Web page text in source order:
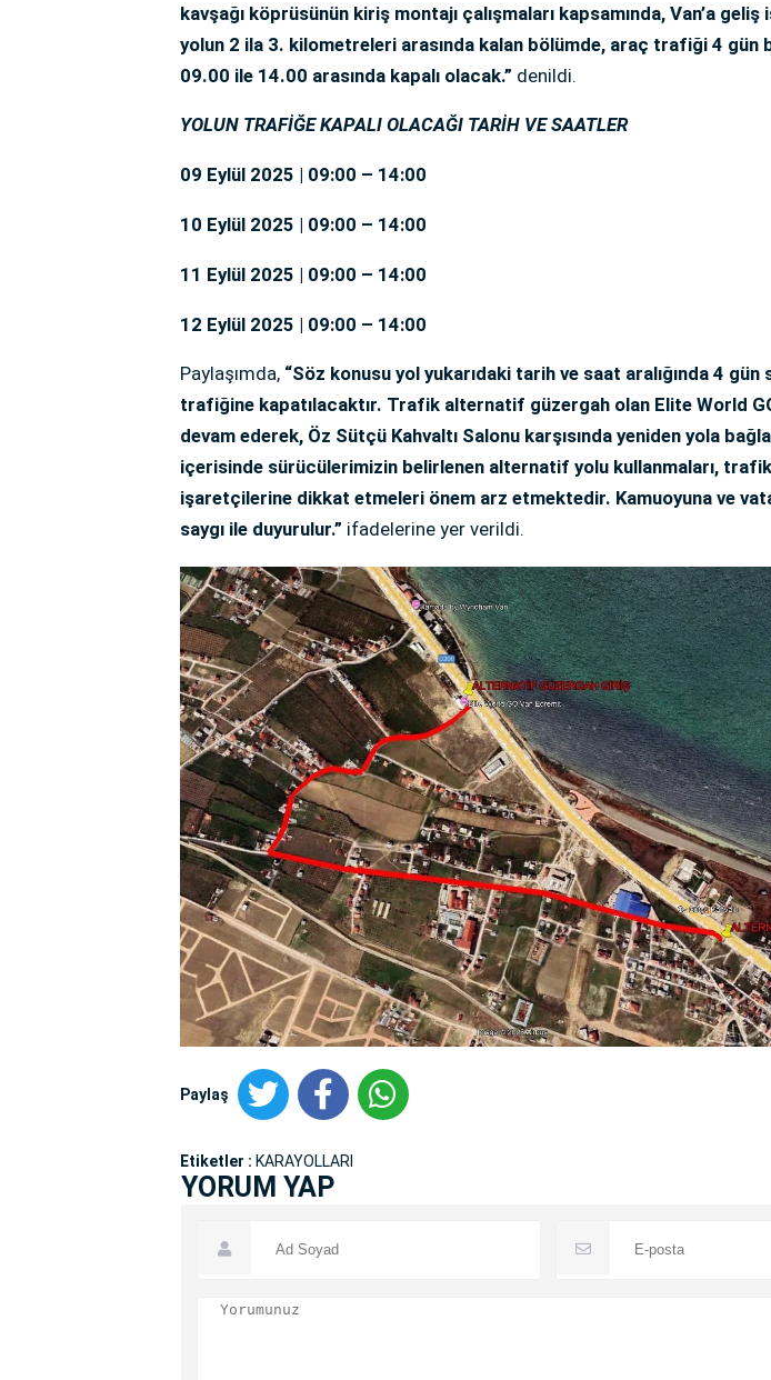
kavşağı köprüsünün kiriş montajı çalışmaları kapsamında, Van’a
yolun 2 ila 3. kilometreleri arasında kalan bölümde, araç trafiği 4 gün
09.00 ile 14.00 arasında kapalı olacak.” denildi.
YOLUN TRAFİĞE KAPALI OLACAĞI TARİH VE SAATLER
09 Eylül 2025 | 09:00 – 14:00
10 Eylül 2025 | 09:00 – 14:00
11 Eylül 2025 | 09:00 – 14:00
12 Eylül 2025 | 09:00 – 14:00
Paylaşımda, “Söz konusu yol yukarıdaki tarih ve saat aralığında 4 gün
trafiğine kapatılacaktır. Trafik alternatif güzergah olan Elite World
devam ederek, Öz Sütçü Kahvaltı Salonu karşısında yeniden yola
içerisinde sürücülerimizin belirlenen alternatif yolu kullanmaları,
işaretçilerine dikkat etmeleri önem arz etmektedir. Kamuoyuna ve
saygı ile duyurulur.” ifadelerine yer verildi.
Paylaş
Etiketler : KARAYOLLARI
YORUM YAP